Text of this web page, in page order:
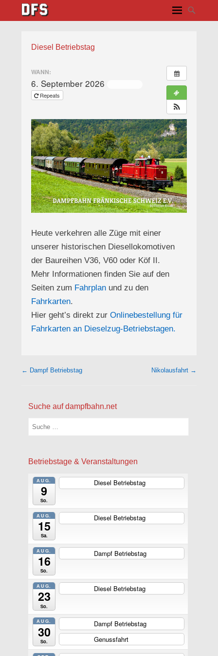
Diesel Betriebstag
WANN:
6. September 2026
Repeats
Heute verkehren alle Züge mit einer
unserer historischen Diesellokomotiven
der Baureihen V36, V60 oder Köf II.
Mehr Informationen finden Sie auf den
Seiten zum Fahrplan und zu den
Fahrkarten.
Hier geht’s direkt zur Onlinebestellung für
Fahrkarten an Dieselzug-Betriebstagen.
Beitragsnavigation
← Dampf Betriebstag Nikolausfahrt →
Suche auf dampfbahn.net
Suchen
Betriebstage & Veranstaltungen
AUG.
9
So.
Diesel Betriebstag
AUG.
15
Sa.
Diesel Betriebstag
AUG.
16
So.
Dampf Betriebstag
AUG.
23
So.
Diesel Betriebstag
AUG.
30
So.
Dampf Betriebstag
Genussfahrt